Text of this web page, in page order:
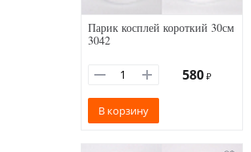
Парик косплей короткий 30см
3042
580 ₽
В корзину